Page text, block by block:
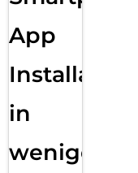
App
Installation
in
wenigen